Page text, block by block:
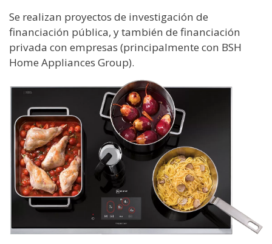
Se realizan proyectos de investigación de
financiación pública, y también de financiación
privada con empresas (principalmente con BSH
Home Appliances Group).